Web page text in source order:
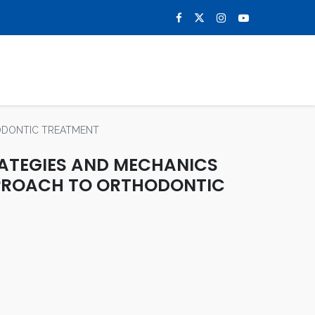
TREATMENT
AND MECHANICS
TO ORTHODONTIC